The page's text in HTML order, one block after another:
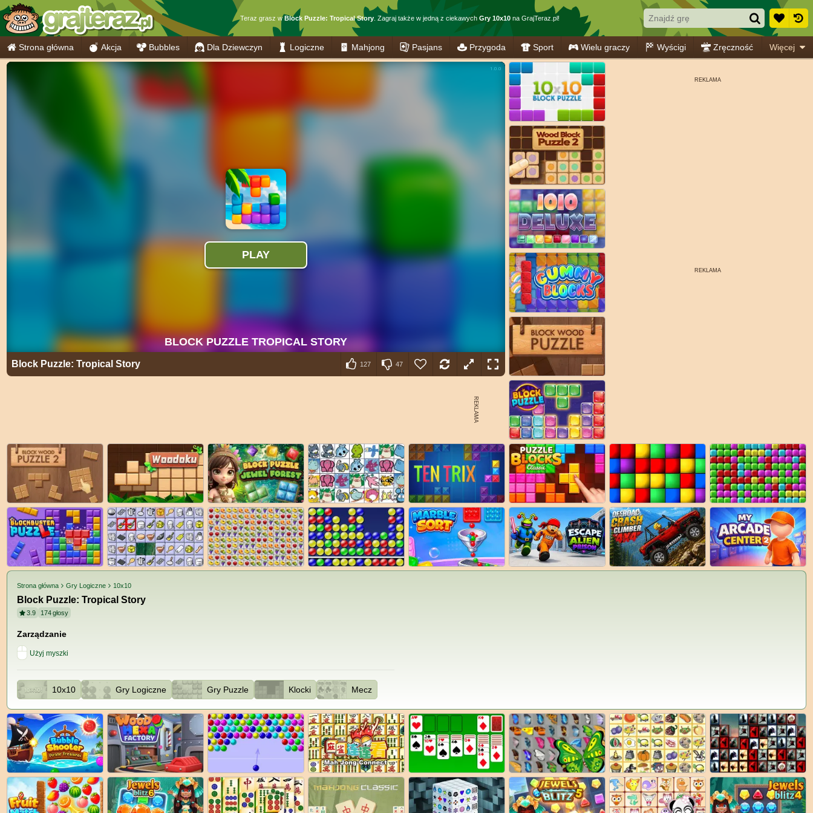
Teraz grasz wBlock Puzzle: Tropical Story. Zagraj także w jedną z ciekawych Gry 10x10na GrajTeraz.pl!
Strona główna Akcja Bubbles Dla Dziewczyn Logiczne Mahjong Pasjans Przygoda Sport Wielu graczy Wyścigi Zręczność Więcej
Block Puzzle: Tropical Story 127 47
Strona główna Gry Logiczne 10x10
Block Puzzle: Tropical Story
3.9 174głosy
Zarządzanie
Użyj myszki
10x10 Gry Logiczne Gry Puzzle Klocki Mecz